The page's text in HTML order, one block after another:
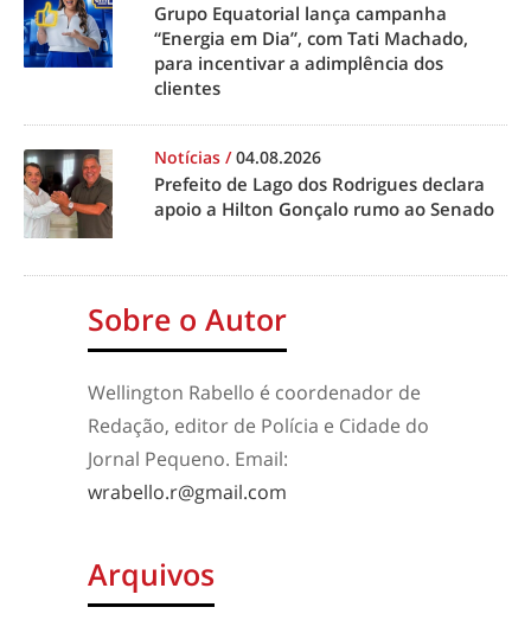
Grupo Equatorial lança campanha
“Energia em Dia”, com Tati Machado,
para incentivar a adimplência dos
clientes
Notícias /04.08.2026
Prefeito de Lago dos Rodrigues declara
apoio a Hilton Gonçalo rumo ao Senado
Sobre o Autor
Wellington Rabello é coordenador de
Redação, editor de Polícia e Cidade do
Jornal Pequeno. Email:
wrabello.r@gmail.com
Arquivos